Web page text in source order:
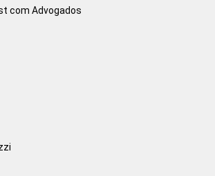
com Advogados